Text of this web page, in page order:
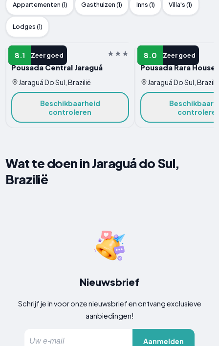
Appartementen (1) Gasthuizen (1) Inns (1) Villa's (1)
Lodges (1)
8.1 Zeer goed
HOTEL
Pousada Central Jaraguá
Jaraguá Do Sul, Brazilië
Beschikbaarheid
controleren
8.0 Zeer goed
HOTEL
Pousada Rara House
Jaraguá Do Sul,
Wat te doen in Jaraguá do Sul,
Brazilië
Nieuwsbrief
Schrijf je in voor onze nieuwsbrief en ontvang exclusieve
aanbiedingen!
Aanmelden